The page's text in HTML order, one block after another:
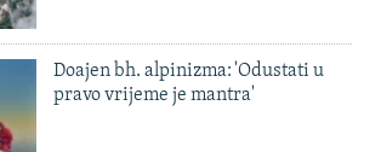
Doajen bh. alpinizma: 'Odustati u
pravo vrijeme je mantra'